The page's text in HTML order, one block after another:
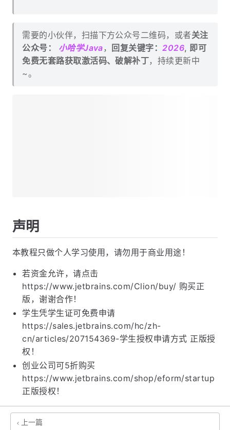
需要的小伙伴，扫描下方公众号二维码，或者关注
公众号： 小哈学Java ， 回复关键字：2026, 即可
免费无套路获取激活码、破解补丁，持续更新中
~。
声明
本教程只做个人学习使用，请勿用于商业用途！
若资金允许，请点击
https://www.jetbrains.com/Clion/buy/ 购买正
版，谢谢合作！
学生凭学生证可免费申请
https://sales.jetbrains.com/hc/zh-
cn/articles/207154369-学生授权申请方式 正版授
权！
创业公司可5折购买
https://www.jetbrains.com/shop/eform/startup
正版授权！